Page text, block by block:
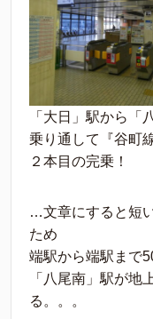
「大日」駅から「
乗り通して『谷町
２本目の完乗！
…文章にすると短
ため
端駅から端駅まで
「八尾南」駅が地
る。。。